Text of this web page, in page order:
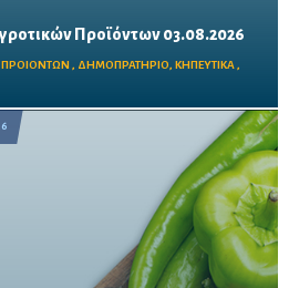
Προϊόντων 03.08.2026
ΠΡΟΙΟΝΤΩΝ , ΔΗΜΟΠΡΑΤΗΡΙΟ, ΚΗΠΕΥΤΙΚΑ,